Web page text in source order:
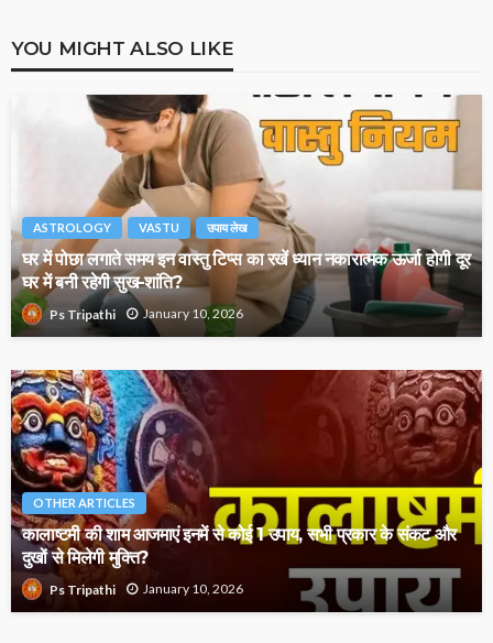
YOU MIGHT ALSO LIKE
ASTROLOGY VASTU उपाय लेख
घर में पोछा लगाते समय इन वास्तु टिप्स का रखें ध्यान नकारात्मक ऊर्जा होगी दूर
घर में बनी रहेगी सुख-शांति?
Ps Tripathi January 10, 2026
OTHER ARTICLES
कालाष्टमी की शाम आजमाएं इनमें से कोई 1 उपाय, सभी प्रकार के संकट और
दुखों से मिलेगी मुक्ति?
Ps Tripathi January 10, 2026